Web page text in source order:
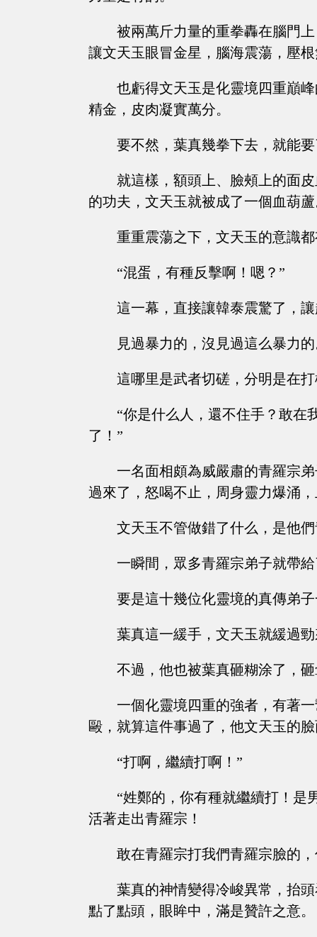
被兩萬斤力量的重拳轟在腦門
讓文天玉眼冒金星，腦海震蕩，壓
也虧得文天玉是化靈境四重巔
精金，皮肉凝實萬分。
要不然，葉真幾拳下去，就能
就這樣，額頭上、臉頰上的面
的功夫，文天玉就被成了一個血葫
重重震蕩之下，文天玉的意識
“混蛋，有種反擊啊！嗯？”
這一幕，直接讓韓泰震驚了，
見過暴力的，沒見過這么暴力
這哪里是武者切磋，分明是在
“你是什么人，還不住手？敢在
了！”
一名面相頗為威嚴肅的青羅宗
過來了，怒喝不止，周身靈力爆涌
文天玉不管做錯了什么，是他
一瞬間，眾多青羅宗弟子就帶
要是這十幾位化靈境的真傳弟
葉真這一緩手，文天玉就緩過
不過，他也被葉真砸糊涂了，
一個化靈境四重的強者，有著
毆，就算這件事過了，他文天玉的
“打啊，繼續打啊！”
“姓鄭的，你有種就繼續打！是
活著走出青羅宗！
敢在青羅宗打我們青羅宗臉的
葉真的神情變得冷峻異常，抬
點了點頭，眼眸中，滿是贊許之意。